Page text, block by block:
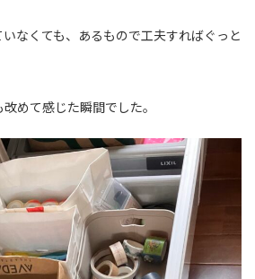
なくても、あるもので工夫すればぐっと
めて感じた瞬間でした。